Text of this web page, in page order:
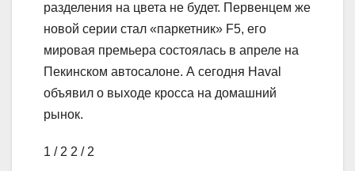
разделения на цвета не будет. Первенцем же
новой серии стал «паркетник» F5, его
мировая премьера состоялась в апреле на
Пекинском автосалоне. А сегодня Haval
объявил о выходе кросса на домашний
рынок.
1 / 2 2 / 2